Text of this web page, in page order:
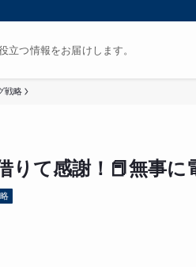
立つ情報をお届けします。
戦略
りて感謝！📕無事に